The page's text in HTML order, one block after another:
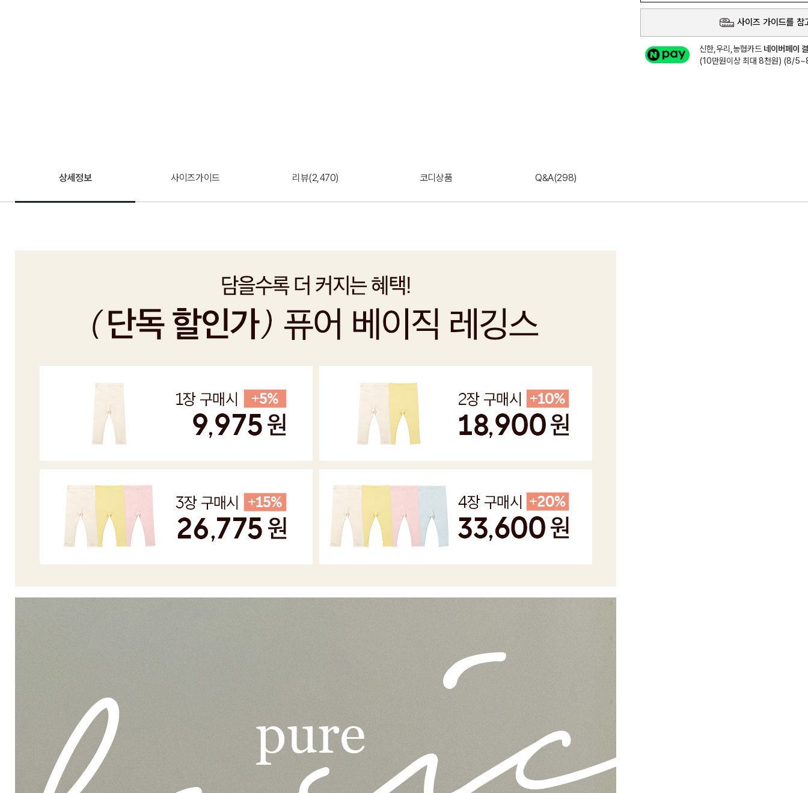
사이즈 가이드를 참
신한,우리,농협카드 네이버페이
(10만원이상 최대 8천원) (8/
상세정보 사이즈가이드 리뷰(2,470) 코디상품 Q&A(298)